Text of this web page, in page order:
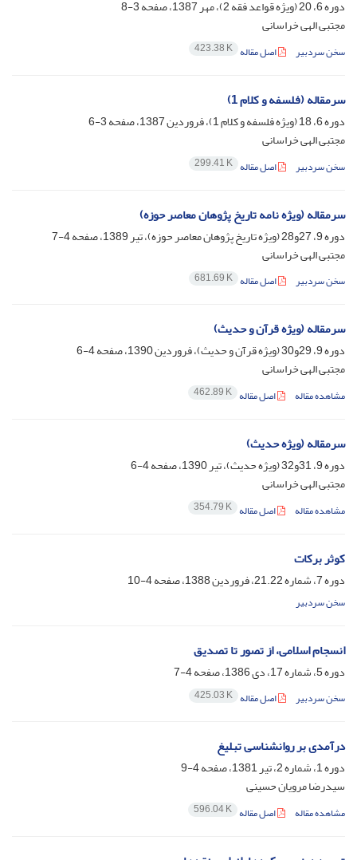
دوره 6، 20 (ویژه قواعد فقه 2)، مهر 1387، صفحه
3-8
مجتبی الهی خراسانی
سخن سردبیر اصل مقاله 423.38 K
سرمقاله (فلسفه و کلام 1)
دوره 6، 18 (ویژه فلسفه و کلام 1)، فروردین 1387، صفحه
3-6
مجتبی الهی خراسانی
سخن سردبیر اصل مقاله 299.41 K
سرمقاله (ویژه نامه تاریخ پژوهان معاصر حوزه)
دوره 9، 27و28 (ویژه تاریخ پژوهان معاصر حوزه)، تیر 1389، صفحه
4-7
مجتبی الهی خراسانی
سخن سردبیر اصل مقاله 681.69 K
سرمقاله (ویژه قرآن و حدیث)
دوره 9، 29و30 (ویژه قرآن و حدیث)، فروردین 1390، صفحه
4-6
مجتبی الهی خراسانی
مشاهده مقاله اصل مقاله 462.89 K
سرمقاله (ویژه حدیث)
دوره 9، 31و32 (ویژه حدیث)، تیر 1390، صفحه
4-6
مجتبی الهی خراسانی
مشاهده مقاله اصل مقاله 354.79 K
کوثر برکات
دوره 7، شماره 21.22، فروردین 1388، صفحه 4-10
سخن سردبیر
انسجام اسلامی، از تصور تا تصدیق
دوره 5، شماره 17، دی 1386، صفحه 4-7
سخن سردبیر اصل مقاله 425.03 K
درآمدی بر روانشناسی تبلیغ
دوره 1، شماره 2، تیر 1381، صفحه
4-9
سیدرضا مرویان حسینی
مشاهده مقاله اصل مقاله 596.04 K